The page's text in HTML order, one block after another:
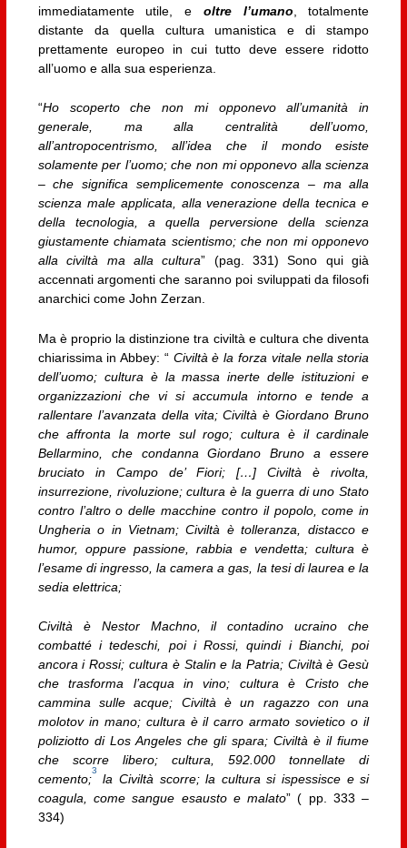
immediatamente utile, e oltre l’umano , totalmente
distante da quella cultura umanistica e di stampo
prettamente europeo in cui tutto deve essere ridotto
all’uomo e alla sua esperienza.
“Ho scoperto che non mi opponevo all’umanità in
generale, ma alla centralità dell’uomo,
all’antropocentrismo, all’idea che il mondo esiste
solamente per l’uomo; che non mi opponevo alla scienza
– che significa semplicemente conoscenza – ma alla
scienza male applicata, alla venerazione della tecnica e
della tecnologia, a quella perversione della scienza
giustamente chiamata scientismo; che non mi opponevo
alla civiltà ma alla cultura” (pag. 331) Sono qui già
accennati argomenti che saranno poi sviluppati da filosofi
anarchici come John Zerzan.
Ma è proprio la distinzione tra civiltà e cultura che diventa
chiarissima in Abbey: “Civiltà è la forza vitale nella storia
dell’uomo; cultura è la massa inerte delle istituzioni e
organizzazioni che vi si accumula intorno e tende a
rallentare l’avanzata della vita; Civiltà è Giordano Bruno
che affronta la morte sul rogo; cultura è il cardinale
Bellarmino, che condanna Giordano Bruno a essere
bruciato in Campo de’ Fiori; […] Civiltà è rivolta,
insurrezione, rivoluzione; cultura è la guerra di uno Stato
contro l’altro o delle macchine contro il popolo, come in
Ungheria o in Vietnam; Civiltà è tolleranza, distacco e
humor, oppure passione, rabbia e vendetta; cultura è
l’esame di ingresso, la camera a gas, la tesi di laurea e la
sedia elettrica;
Civiltà è Nestor Machno, il contadino ucraino che
combatté i tedeschi, poi i Rossi, quindi i Bianchi, poi
ancora i Rossi; cultura è Stalin e la Patria; Civiltà è Gesù
che trasforma l’acqua in vino; cultura è Cristo che
cammina sulle acque; Civiltà è un ragazzo con una
molotov in mano; cultura è il carro armato sovietico o il
poliziotto di Los Angeles che gli spara; Civiltà è il fiume
che scorre libero; cultura, 592.000 tonnellate di
cemento;
3
la Civiltà scorre; la cultura si ispessisce e si
coagula, come sangue esausto e malato” ( pp. 333 –
334)